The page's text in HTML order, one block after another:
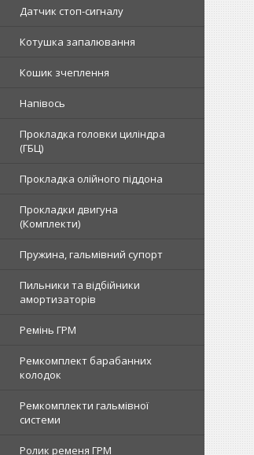
Датчик стоп-сигналу
Котушка запалювання
Кошик зчеплення
Напівось
Прокладка головки циліндра
(ГБЦ)
Прокладка олійного піддона
Прокладки двигуна
(Комплекти)
Пружина, гальмівний супорт
Пильники та відбійники
амортизаторів
Ремінь ГРМ
Ремкомплект барабанних
колодок
Ремкомплекти гальмівної
системи
Ролик ременя ГРМ